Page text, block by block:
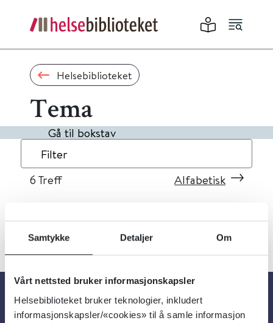
Samtykke Detaljer Om
Vårt nettsted bruker informasjonskapsler
Helsebiblioteket bruker teknologier, inkludert
informasjonskapsler/«cookies» til å samle informasjon
Helsebiblioteket
Tema
Gå til bokstav
Filter
6 Treff Alfabetisk
Om oss